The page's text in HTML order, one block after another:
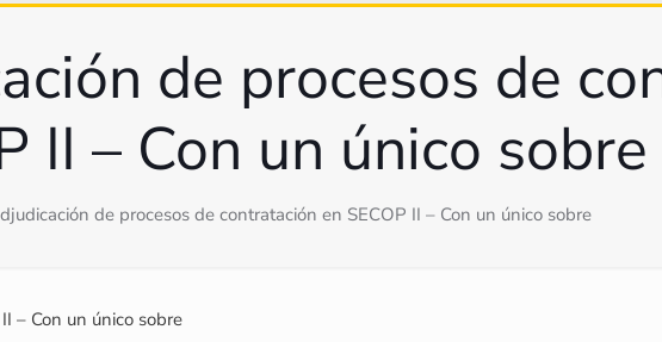
de procesos de
II – Con un único sobre
de procesos de contratación en SECOP II – Con un único sobre
– Con un único sobre